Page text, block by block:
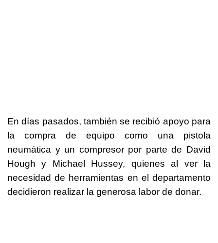
En días pasados, también se recibió apoyo para
la compra de equipo como una pistola
neumática y un compresor por parte de David
Hough y Michael Hussey, quienes al ver la
necesidad de herramientas en el departamento
decidieron realizar la generosa labor de donar.